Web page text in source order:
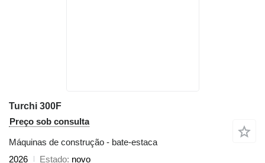
Turchi 300F
Preço sob consulta
Máquinas de construção - bate-estaca
2026
Estado novo